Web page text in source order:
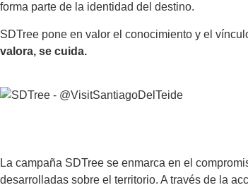
forma parte de la identidad del destino.
SDTree pone en valor el conocimiento y el
valora, se cuida.
La campaña SDTree se enmarca en el
desarrolladas sobre el territorio. A través de la